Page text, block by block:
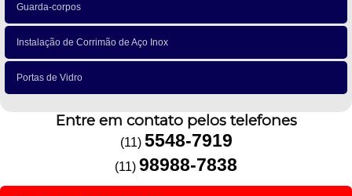
Guarda-corpos
Instalação de Corrimão de Aço Inox
Portas de Vidro
Entre em contato pelos telefones
(11) 5548-7919
(11) 98988-7838